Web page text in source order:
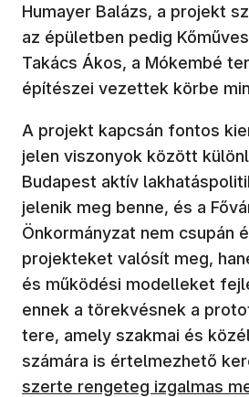
Humayer Balázs, a projekt
az épületben pedig
Takács Ákos, a Mókembé
építészei vezettek körbe
A projekt kapcsán fontos
jelen viszonyok között
Budapest aktív
jelenik meg benne, és a
Önkormányzat nem csupán
projekteket valósít meg,
és működési modelleket
ennek a törekvésnek a
tere, amely szakmai és
számára is értelmezhető
szerte rengeteg izgalmas